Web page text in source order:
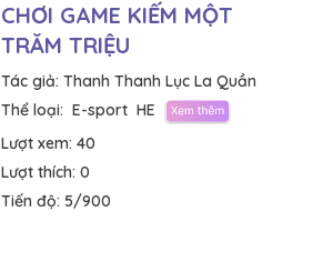
CHƠI GAME KIẾM MỘT
TRĂM TRIỆU
Tác giả: Thanh Thanh Lục La Quần
Thể loại: E-sport HE
Lượt xem: 40
Lượt thích: 0
Tiến độ: 5/900